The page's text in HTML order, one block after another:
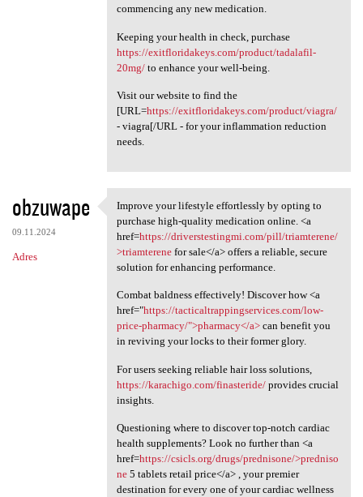
commencing any new medication.
Keeping your health in check, purchase
https://exitfloridakeys.com/product/tadalafil-
20mg/to enhance your well-being.
Visit our website to find the
[URL=https://exitfloridakeys.com/product/viagra/
- viagra[/URL - for your inflammation reduction
needs.
obzuwape
09.11.2024
Adres
Improve your lifestyle
Improve your lifestyle effortlessly by opting to
purchase high-quality medication online. <a
href=https://driverstestingmi.com/pill/triamterene/
>triamterenefor sale</a> offers a reliable, secure
solution for enhancing performance.
Combat baldness effectively! Discover how <a
href="https://tacticaltrappingservices.com/low-
price-pharmacy/">pharmacy</a>can benefit you
in reviving your locks to their former glory.
For users seeking reliable hair loss solutions,
https://karachigo.com/finasteride/provides crucial
insights.
Questioning where to discover top-notch cardiac
health supplements? Look no further than <a
href=https://csicls.org/drugs/prednisone/>predniso
ne5 tablets retail price</a> , your premier
destination for every one of your cardiac wellness